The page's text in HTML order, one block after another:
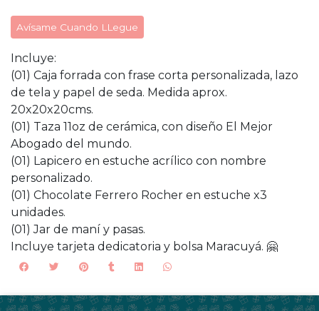
Avísame Cuando LLegue
Incluye:
(01) Caja forrada con frase corta personalizada, lazo
de tela y papel de seda. Medida aprox.
20x20x20cms.
(01) Taza 11oz de cerámica, con diseño El Mejor
Abogado del mundo.
(01) Lapicero en estuche acrílico con nombre
personalizado.
(01) Chocolate Ferrero Rocher en estuche x3
unidades.
(01) Jar de maní y pasas.
Incluye tarjeta dedicatoria y bolsa Maracuyá. 🤗